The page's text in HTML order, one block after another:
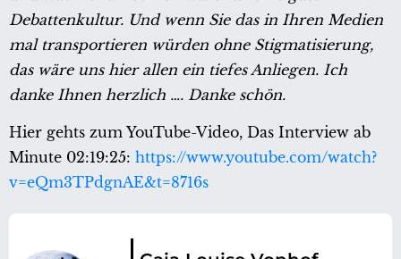
Debattenkultur. Und wenn Sie das in Ihren Medien
mal transportieren würden ohne Stigmatisierung,
das wäre uns hier allen ein tiefes Anliegen. Ich
danke Ihnen herzlich …. Danke schön.
Hier gehts zum YouTube-Video, Das Interview ab
Minute 02:19:25: https://www.youtube.com/watch?
v=eQm3TPdgnAE&t=8716s